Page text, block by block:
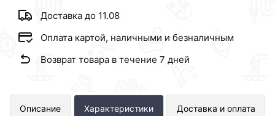
Доставка до 11.08
Оплата картой, наличными и безналичным
Возврат товара в течение 7 дней
Описание Характеристики Доставка и оплата
Труба ф 50 L 500 Синикон